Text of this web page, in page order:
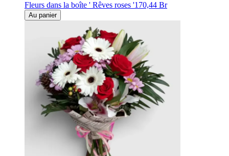
Fleurs dans la boîte ' Rêves roses '170,44 Br
Au panier